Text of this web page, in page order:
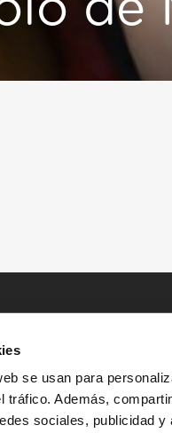
se usan para
tráfico. Además,
sociales, publicidad
INICIO